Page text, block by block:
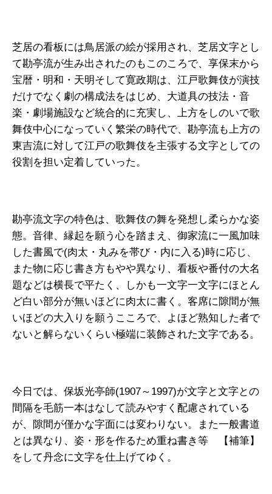
芝居の看板には鳥居派の絵が採用され、芝居文字とし
て勘亭流が生み出されたのもこのころで、享保末から
宝暦・明和・天明そして寛政期は、江戸歌舞伎が演技
だけでなく劇の構成法をはじめ、大道具の技法・音
楽・劇場施設など統合的に充実し、上方をしのいで歌
舞伎中心になっていく繁栄の時代で、勘亭流も上方の
東吉流に対して江戸の歌舞伎を主張する文字としての
役割を担い定着していった。
勘亭流文字の特色は、歌舞伎の舞を発想し柔らかな姿
態。音律、縁起を願う心を踏まえ、御家流に一風加味
した書風で(肉太・丸みを帯び・内に入る)時に応じ、
また物に応じ書き方もやや異なり、看板や番付の大名
題などは横長で平たく、しかも一文字一文字にほとん
ど白い部分が無いほどに肉太に書く。客席に隙間が無
いほどの大入りを願うこころで、よほど熟知した者で
ないと解らないくらい極端に装飾された文字である。
今日では、保坂光亭師(1907～1997)が文字と文字との
間隔を毛筋一本はなして読みやすく配慮されている
が、隙間が僅かな字面には変わりない。また一般書道
とは異なり、姿・形を作るため重ね書き等 【補筆】
をして丹念に文字を仕上げてゆく。